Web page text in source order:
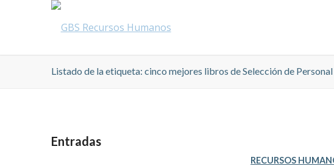
Listado de la etiqueta: cinco mejores libros de Selección de Personal
Entradas
RECURSOS